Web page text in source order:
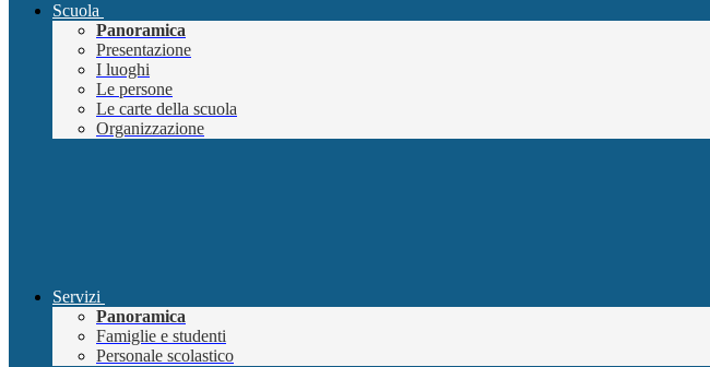
Scuola
Panoramica
Presentazione
I luoghi
Le persone
Le carte della scuola
Organizzazione
Servizi
Panoramica
Famiglie e studenti
Personale scolastico